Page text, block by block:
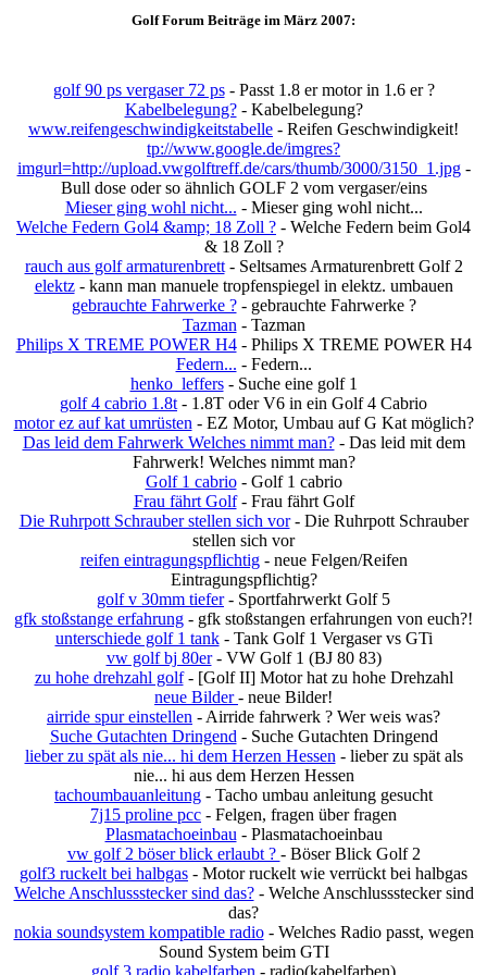
Golf Forum Beiträge im März 2007:
golf 90 ps vergaser 72 ps- Passt 1.8 er motor in 1.6 er ?
Kabelbelegung?- Kabelbelegung?
www.reifengeschwindigkeitstabelle - Reifen Geschwindigkeit!
tp://www.google.de/imgres?
imgurl=http://upload.vwgolftreff.de/cars/thumb/3000/3150_1.jpg-
Bull dose oder so ähnlich GOLF 2 vom vergaser/eins
Mieser ging wohl nicht... - Mieser ging wohl nicht...
Welche Federn Gol4 &amp; 18 Zoll ? - Welche Federn beim Gol4
& 18 Zoll ?
rauch aus golf armaturenbrett- Seltsames Armaturenbrett Golf 2
elektz- kann man manuele tropfenspiegel in elektz. umbauen
gebrauchte Fahrwerke ?- gebrauchte Fahrwerke ?
Tazman - Tazman
Philips X TREME POWER H4- Philips X TREME POWER H4
Federn... - Federn...
henko_leffers- Suche eine golf 1
golf 4 cabrio 1.8t - 1.8T oder V6 in ein Golf 4 Cabrio
motor ez auf kat umrüsten - EZ Motor, Umbau auf G Kat möglich?
Das leid dem Fahrwerk Welches nimmt man?- Das leid mit dem
Fahrwerk! Welches nimmt man?
Golf 1 cabrio- Golf 1 cabrio
Frau fährt Golf- Frau fährt Golf
Die Ruhrpott Schrauber stellen sich vor- Die Ruhrpott Schrauber
stellen sich vor
reifen eintragungspflichtig- neue Felgen/Reifen
Eintragungspflichtig?
golf v 30mm tiefer- Sportfahrwerkt Golf 5
gfk stoßstange erfahrung - gfk stoßstangen erfahrungen von euch?!
unterschiede golf 1 tank- Tank Golf 1 Vergaser vs GTi
vw golf bj 80er- VW Golf 1 (BJ 80 83)
zu hohe drehzahl golf- [Golf II] Motor hat zu hohe Drehzahl
neue Bilder- neue Bilder!
airride spur einstellen - Airride fahrwerk ? Wer weis was?
Suche Gutachten Dringend - Suche Gutachten Dringend
lieber zu spät als nie... hi dem Herzen Hessen - lieber zu spät als
nie... hi aus dem Herzen Hessen
tachoumbauanleitung - Tacho umbau anleitung gesucht
7j15 proline pcc - Felgen, fragen über fragen
Plasmatachoeinbau - Plasmatachoeinbau
vw golf 2 böser blick erlaubt ? - Böser Blick Golf 2
golf3 ruckelt bei halbgas - Motor ruckelt wie verrückt bei halbgas
Welche Anschlussstecker sind das?- Welche Anschlussstecker sind
das?
nokia soundsystem kompatible radio- Welches Radio passt, wegen
Sound System beim GTI
golf 3 radio kabelfarben - radio(kabelfarben)